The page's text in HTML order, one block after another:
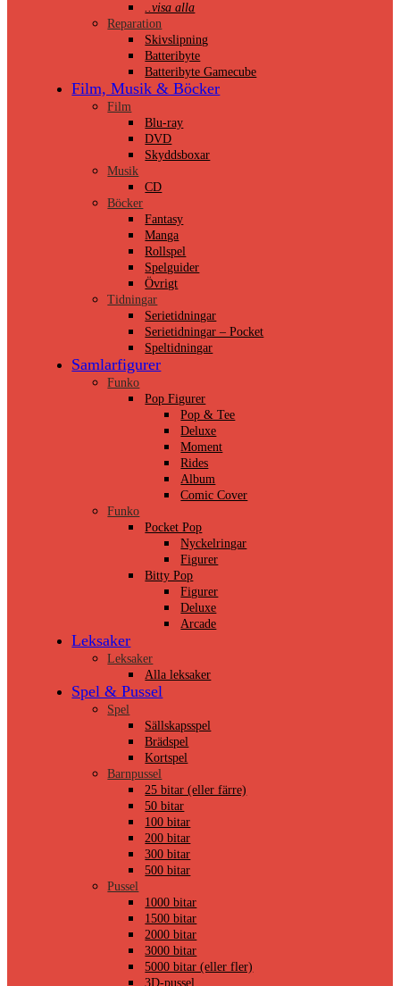
..visa alla
Reparation
Skivslipning
Batteribyte
Batteribyte Gamecube
Film, Musik & Böcker
Film
Blu-ray
DVD
Skyddsboxar
Musik
CD
Böcker
Fantasy
Manga
Rollspel
Spelguider
Övrigt
Tidningar
Serietidningar
Serietidningar – Pocket
Speltidningar
Samlarfigurer
Funko
Pop Figurer
Pop & Tee
Deluxe
Moment
Rides
Album
Comic Cover
Funko
Pocket Pop
Nyckelringar
Figurer
Bitty Pop
Figurer
Deluxe
Arcade
Leksaker
Leksaker
Alla leksaker
Spel & Pussel
Spel
Sällskapsspel
Brädspel
Kortspel
Barnpussel
25 bitar (eller färre)
50 bitar
100 bitar
200 bitar
300 bitar
500 bitar
Pussel
1000 bitar
1500 bitar
2000 bitar
3000 bitar
5000 bitar (eller fler)
3D-pussel